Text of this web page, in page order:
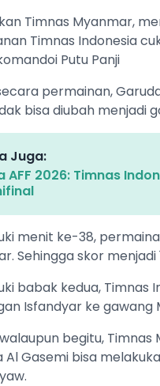
Timnas Myanmar,
Timnas Indonesia
Putu Panji
permainan,
bisa diubah menjadi
Juga:
AFF 2026: Timnas
menit ke-38,
Sehingga skor
babak kedua, Timnas
Isfandyar ke gawang
begitu,
Al Gasemi bisa